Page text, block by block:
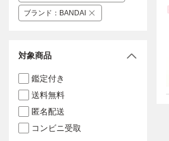
ブランド ： BANDAI
対象商品
鑑定付き
送料無料
匿名配送
コンビニ受取